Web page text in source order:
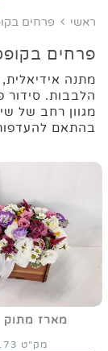
ראשי פרחים
פרחים
מתנה
הלבבות. סידור
מגוון רחב של
בהתאם
מארז מתוק
מק"ט 0173